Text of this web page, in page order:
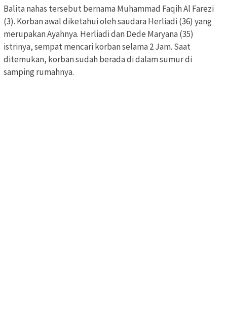
Balita nahas tersebut bernama Muhammad Faqih Al Farezi
(3). Korban awal diketahui oleh saudara Herliadi (36) yang
merupakan Ayahnya. Herliadi dan Dede Maryana (35)
istrinya, sempat mencari korban selama 2 Jam. Saat
ditemukan, korban sudah berada di dalam sumur di
samping rumahnya.